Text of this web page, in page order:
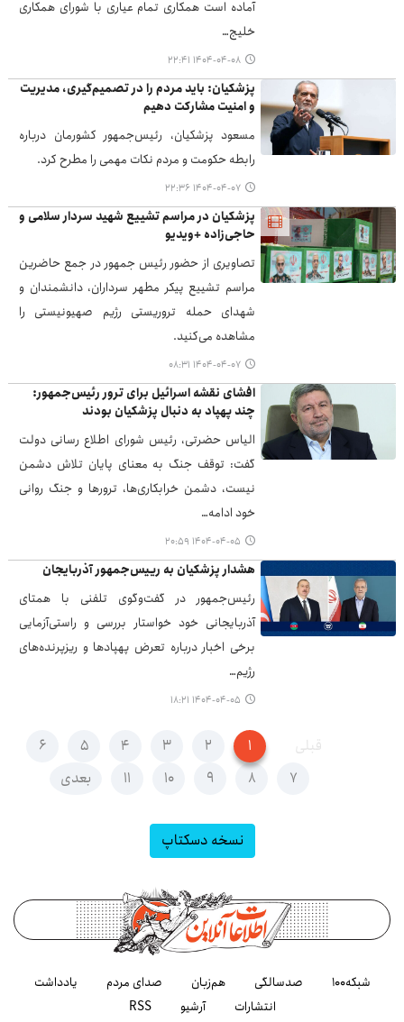
آماده است همکاری تمام عیاری با شورای همکاری
خلیج…
۱۴۰۴-۰۴-۰۸ ۲۲:۴۱
پزشکیان: باید مردم را در تصمیم‌گیری، مدیریت
و امنیت مشارکت دهیم
مسعود پزشکیان، رئیس‌جمهور کشورمان درباره
رابطه حکومت و مردم نکات مهمی را مطرح کرد.
۱۴۰۴-۰۴-۰۷ ۲۲:۳۶
پزشکیان در مراسم تشییع شهید سردار سلامی و
حاجی‌زاده +ویدیو
تصاویری از حضور رئیس جمهور در جمع حاضرین
مراسم تشییع پیکر مطهر سرداران، دانشمندان و
شهدای حمله تروریستی رژیم صهیونیستی را
مشاهده می‌کنید.
۱۴۰۴-۰۴-۰۷ ۰۸:۳۱
افشای نقشه اسرائیل برای ترور رئیس‌جمهور:
چند پهپاد به دنبال پزشکیان بودند
الیاس حضرتی، رئیس شورای اطلاع رسانی دولت
گفت: توقف جنگ به معنای پایان تلاش دشمن
نیست، دشمن خرابکاری‌ها، ترورها و جنگ روانی
خود ادامه…
۱۴۰۴-۰۴-۰۵ ۲۰:۵۹
هشدار پزشکیان به رییس‌جمهور آذربایجان
رئیس‌جمهور در گفت‌وگوی تلفنی با همتای
آذربایجانی خود خواستار بررسی و راستی‌آزمایی
برخی اخبار درباره تعرض پهپادها و ریزپرنده‌های
رژیم…
۱۴۰۴-۰۴-۰۵ ۱۸:۲۱
قبلی ۱ ۲ ۳ ۴ ۵
۶
۷
۸ ۹ ۱۰ ۱۱ بعدی
نسخه دسکتاپ
شبکه۱۰۰ صدسالگی هم‌زبان صدای مردم
یادداشت
انتشارات
آرشیو RSS